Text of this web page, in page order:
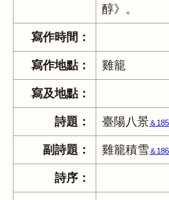
醇》。
寫作時間：
寫作地點： 雞籠
寫及地點：
詩題： 臺陽八景＆185
副詩題： 雞籠積雪 ＆186
詩序：